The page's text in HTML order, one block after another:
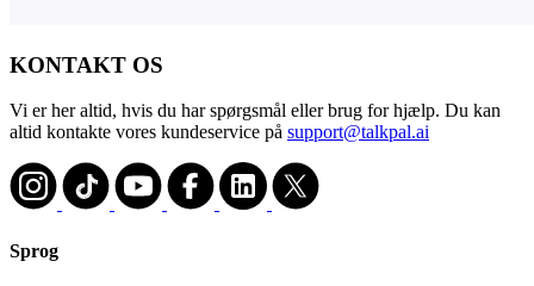
KONTAKT OS
Vi er her altid, hvis du har spørgsmål eller brug for hjælp. Du kan
altid kontakte vores kundeservice på support@talkpal.ai
Sprog